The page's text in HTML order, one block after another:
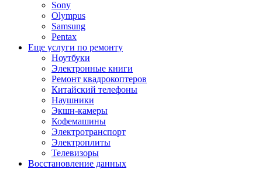
Sony
Olympus
Samsung
Pentax
Еще услуги по ремонту
Ноутбуки
Электронные книги
Ремонт квадрокоптеров
Китайский телефоны
Наушники
Экшн-камеры
Кофемашины
Электротранспорт
Электроплиты
Телевизоры
Восстановление данных